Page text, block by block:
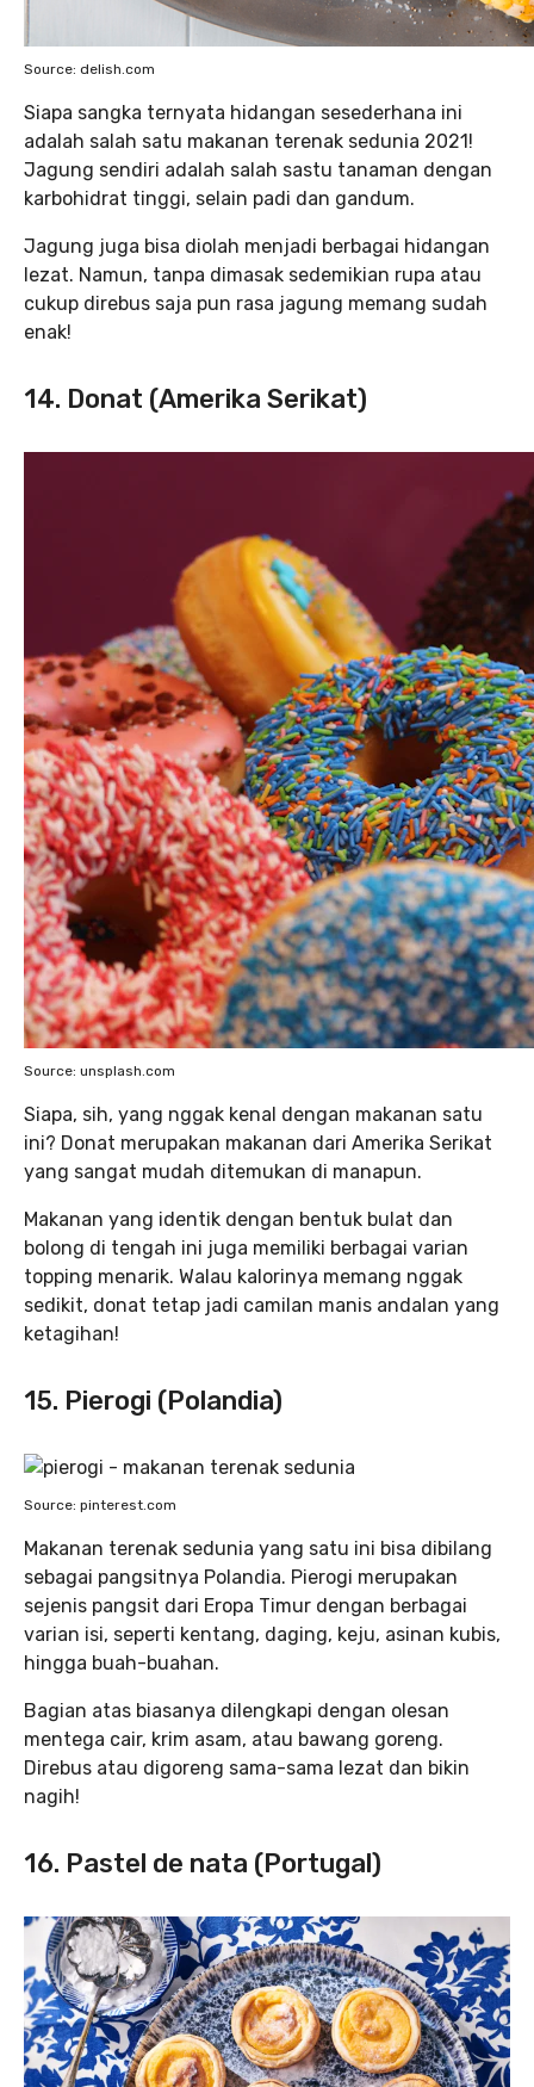
Source: delish.com
Siapa sangka ternyata hidangan sesederhana ini
adalah salah satu makanan terenak sedunia 2021!
Jagung sendiri adalah salah sastu tanaman dengan
karbohidrat tinggi, selain padi dan gandum.
Jagung juga bisa diolah menjadi berbagai hidangan
lezat. Namun, tanpa dimasak sedemikian rupa atau
cukup direbus saja pun rasa jagung memang sudah
enak!
14. Donat (Amerika Serikat)
Source: unsplash.com
Siapa, sih, yang nggak kenal dengan makanan satu
ini? Donat merupakan makanan dari Amerika Serikat
yang sangat mudah ditemukan di manapun.
Makanan yang identik dengan bentuk bulat dan
bolong di tengah ini juga memiliki berbagai varian
topping menarik. Walau kalorinya memang nggak
sedikit, donat tetap jadi camilan manis andalan yang
ketagihan!
15. Pierogi (Polandia)
Source: pinterest.com
Makanan terenak sedunia yang satu ini bisa dibilang
sebagai pangsitnya Polandia. Pierogi merupakan
sejenis pangsit dari Eropa Timur dengan berbagai
varian isi, seperti kentang, daging, keju, asinan kubis,
hingga buah-buahan.
Bagian atas biasanya dilengkapi dengan olesan
mentega cair, krim asam, atau bawang goreng.
Direbus atau digoreng sama-sama lezat dan bikin
nagih!
16. Pastel de nata (Portugal)